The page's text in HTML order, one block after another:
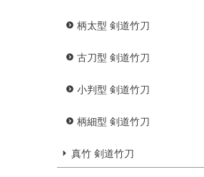
柄太型 剣道竹刀
古刀型 剣道竹刀
小判型 剣道竹刀
柄細型 剣道竹刀
真竹 剣道竹刀